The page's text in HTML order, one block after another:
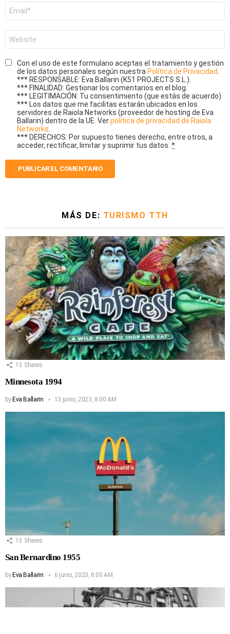
electrónico
*
Con el uso de este formulario aceptas el tratamiento y gestión
de los datos personales según nuestra Política de Privacidad
*** RESPONSABLE: Eva Ballarin (K51 PROJECTS S.L.).
*** FINALIDAD: Gestionar los comentarios en el blog.
*** LEGITIMACIÓN: Tu consentimiento (que estás de acuerdo)
*** Los datos que me facilitas estarán ubicados en los
servidores de Raiola Networks (proveedor de hosting de Eva
Ballarin) dentro de la UE. Verpolítica de privacidad de Raiola
Networks
*** DERECHOS: Por supuesto tienes derecho, entre otros, a
acceder, rectificar, limitar y suprimir tus datos. *
MÁS DE: TURISMO TTH
13 Shares
Minnesota 1994
byEva Ballarin 13 junio, 2023, 8:00 AM
13 Shares
San Bernardino 1955
byEva Ballarin 6 junio, 2023, 8:00 AM